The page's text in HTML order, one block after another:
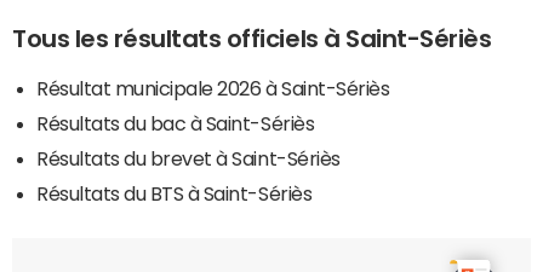
Tous les résultats officiels à Saint-Sériès
Résultat municipale 2026 à Saint-Sériès
Résultats du bac à Saint-Sériès
Résultats du brevet à Saint-Sériès
Résultats du BTS à Saint-Sériès